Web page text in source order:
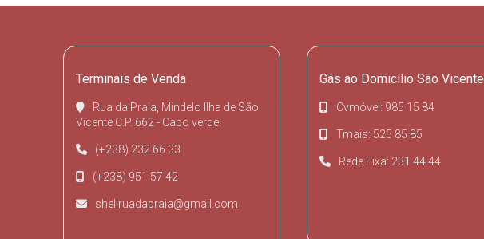
Terminais de Venda
Rua da Praia, Mindelo Ilha de São
Vicente C.P. 662 - Cabo verde.
(+238) 232 66 33
(+238) 951 57 42
shellruadapraia@gmail.com
Gás ao Domicílio São Vicente
Cvmóvel: 985 15 84
Tmais: 525 85 85
Rede Fixa: 231 44 44